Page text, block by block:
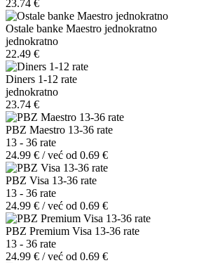
23.74 €
Ostale banke Maestro jednokratno
jednokratno
22.49 €
Diners 1-12 rate
jednokratno
23.74 €
PBZ Maestro 13-36 rate
13 - 36 rate
24.99 € / već od 0.69 €
PBZ Visa 13-36 rate
13 - 36 rate
24.99 € / već od 0.69 €
PBZ Premium Visa 13-36 rate
13 - 36 rate
24.99 € / već od 0.69 €